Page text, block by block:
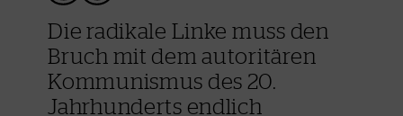
Die radikale Linke muss den
Bruch mit dem autoritären
Kommunismus des 20.
Jahrhunderts endlich